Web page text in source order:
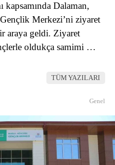
Dalaman,
Merkezi’ni ziyaret
araya geldi. Ziyaret
oldukça samimi …
TÜM YAZILARI
Genel